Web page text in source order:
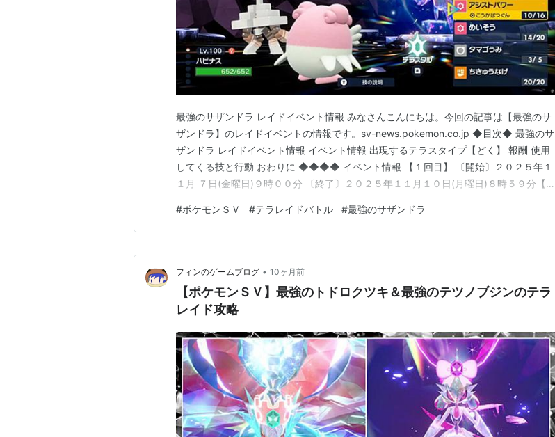
最強のサザンドラ レイドイベント情報 みなさんこんにちは。今回の記事は【最強のサ
ザンドラ】のレイドイベントの情報です。sv-news.pokemon.co.jp ◆目次◆ 最強のサ
ザンドラ レイドイベント情報 イベント情報 出現するテラスタイプ【どく】 報酬 使用
してくる技と行動 おわりに ◆◆◆◆ イベント情報 【１回目】 〔開始〕２０２５年１
１月 ７日(金曜日)９時００分 〔終了〕２０２５年１１月１０日(月曜日)８時５９分【２
月１７日(月曜日)８時５９分６００族レイドが久しぶりに開催。 １回目はサザンドラの
み…
#ポケモンＳＶ #テラレイドバトル #最強のサザンドラ
フィンのゲームブログ • 10ヶ月前
【ポケモンＳＶ】最強のトドロクツキ＆最強のテツノブジンのテラ
レイド攻略